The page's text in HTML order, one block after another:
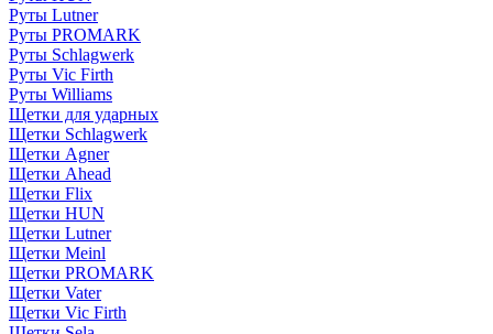
Руты Lutner
Руты PROMARK
Руты Schlagwerk
Руты Vic Firth
Руты Williams
Щетки для ударных
Щетки Schlagwerk
Щетки Agner
Щетки Ahead
Щетки Flix
Щетки HUN
Щетки Lutner
Щетки Meinl
Щетки PROMARK
Щетки Vater
Щетки Vic Firth